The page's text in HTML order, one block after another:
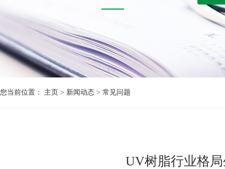
您当前位置： 主页 > 新闻动态 > 常见问题
UV树脂行业格